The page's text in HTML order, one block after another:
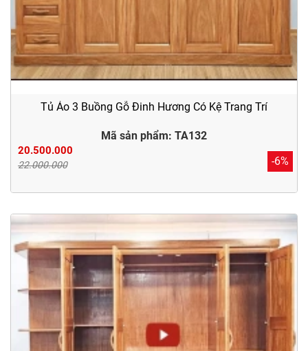
Tủ Áo 3 Buồng Gỗ Đinh Hương Có Kệ Trang Trí
Mã sản phẩm: TA132
20.500.000
22.000.000 -6%